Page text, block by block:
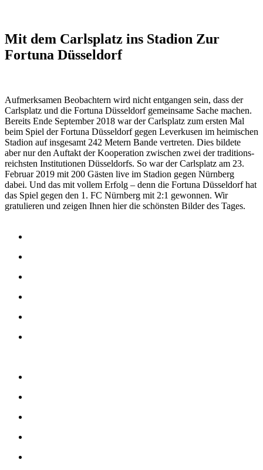
Mit dem Carlsplatz ins Stadion Zur
Fortuna Düsseldorf
Aufmerksamen Beobach­tern wird nicht ent­gangen sein, dass der
Carls­platz und die Fortuna Düsseldorf gemein­same Sache machen.
Bereits Ende Septem­ber 2018 war der Carls­platz zum ersten Mal
beim Spiel der Fortuna Düssel­dorf gegen Lever­kusen im heim­ischen
Stadion auf insge­samt 242 Metern Bande ver­treten. Dies bildete
aber nur den Auf­takt der Koopera­tion zwischen zwei der traditions­
reichsten Institu­tionen Düssel­dorfs. So war der Carlsplatz am 23.
Februar 2019 mit 200 Gästen live im Stadion gegen Nürn­berg
dabei. Und das mit vollem Erfolg – denn die Fortuna Düsseldorf hat
das Spiel gegen den 1. FC Nürn­berg mit 2:1 gewonnen. Wir
gratulieren und zeigen Ihnen hier die schönsten Bilder des Tages.